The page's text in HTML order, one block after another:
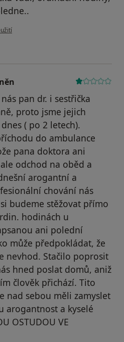
uživatele Váš účet byl odstraněn
pan dr. i sestřička
proto jsme jejich
( po 2 letech).
do ambulance
pana doktora ani
odchod na oběd a
arogantní a
chování nás
budeme stěžovat přímo
hodinách u
ani polední
může předpokládat, že
nevhod. Stačilo poprosit
hned poslat domů, aniž
člověk přichází. Tito
nad sebou měli zamyslet
arogantnost a kyselé
OSTUDOU VE